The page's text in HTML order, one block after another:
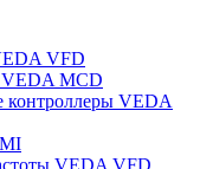
VFD
VEDA MCD
VEDA
VEDA VFD